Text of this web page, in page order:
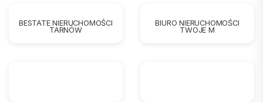
BESTATE NIERUCHOMOŚCI
TARNÓW
BIURO NIERUCHOMOŚCI
TWOJE M